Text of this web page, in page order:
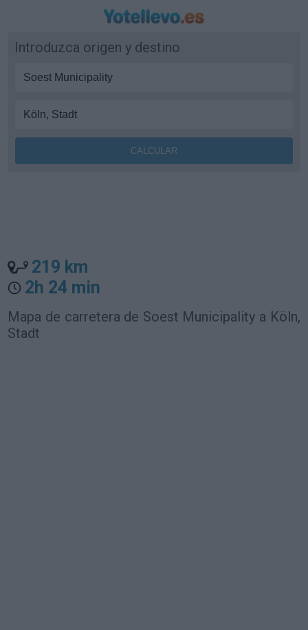
Introduzca origen y destino
219 km
2h 24 min
Mapa de carretera de Soest Municipality a Köln,
Stadt